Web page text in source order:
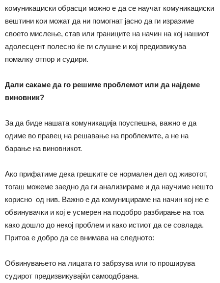
комуникациски обрасци можно е да се научат комуникациски
вештини кои можат да ни помогнат јасно да ги изразиме
своето мислење, став или границите на начин на кој нашиот
адолесцент полесно ќе ги слушне и кој предизвикува
помалку отпор и судири.
Дали сакаме да го решиме проблемот или да најдеме
виновник?
За да биде нашата комуникација поуспешна, важно е да
одиме во правец на решавање на проблемите, а не на
барање на виновникот.
Ако прифатиме дека грешките се нормален дел од животот,
тогаш можеме заедно да ги анализираме и да научиме нешто
корисно од нив. Важно е да комуницираме на начин кој не е
обвинувачки и кој е усмерен на подобро разбирање на тоа
како дошло до некој проблем и како истиот да се совлада.
Притоа е добро да се внимава на следното:
Обвинувањето на лицата го забрзува или го проширува
судирот предизвикувајќи самоодбрана.